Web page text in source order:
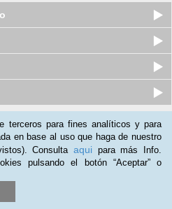
(11-05-2017)
terceros para fines analíticos y para
en base al uso que haga de nuestro
Consulta aqui para más Info.
pulsando el botón “Aceptar” o